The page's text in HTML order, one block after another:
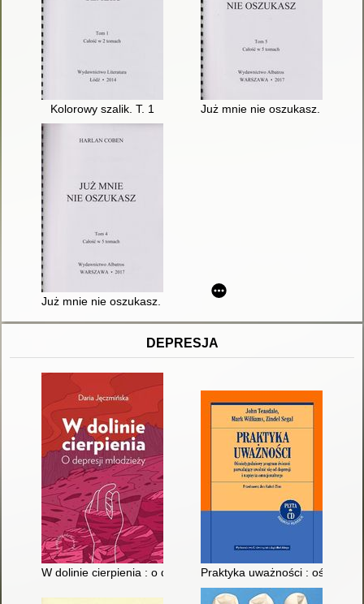
Kolorowy szalik. T. 1 Już mnie nie oszukasz. T. 5
Już mnie nie oszukasz. T. 4
DEPRESJA
W dolinie cierpienia : o depresji młodzieżyPraktyka uważności :